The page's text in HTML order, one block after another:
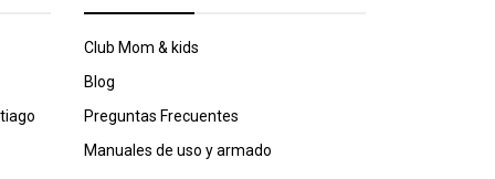
Club Mom & kids
Blog
Preguntas Frecuentes
Manuales de uso y armado